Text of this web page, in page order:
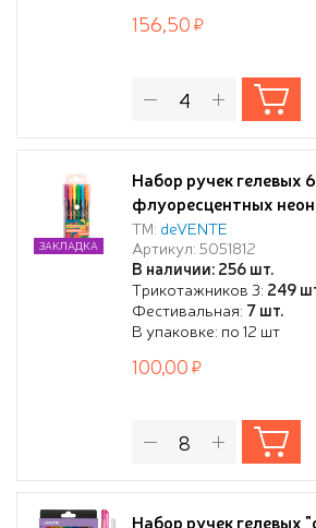
156,50
Набор ручек гелевых
флуоресцентных
"Neon Black", черный
полосами, сменный
пластиковом блистере
ТМ: deVENTE
Артикул: 5051812
В наличии: 256 шт.
Трикотажников 3: 249
Фестивальная: 7 шт.
В упаковке: по 12 шт
ЗАКЛАДКА
100,00
Набор ручек гелевых